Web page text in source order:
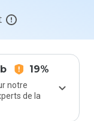
19%
notre
de la